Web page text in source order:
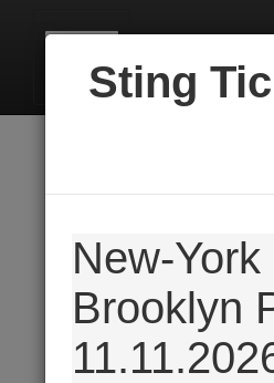
Sting
New-York
Brooklyn